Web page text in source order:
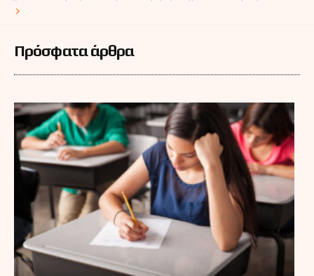
2027
Πρόσφατα άρθρα